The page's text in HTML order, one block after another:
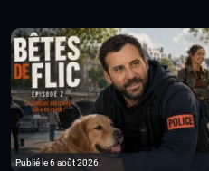
Publié le 6 août 2026